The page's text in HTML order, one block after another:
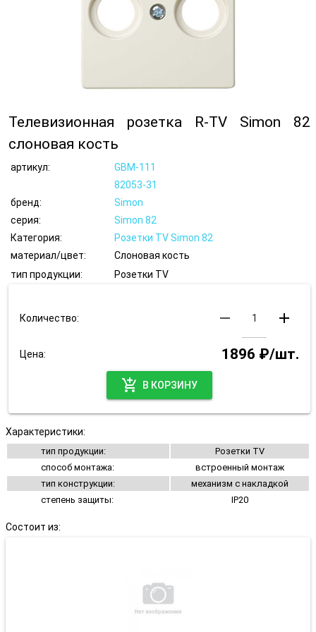
Телевизионная розетка R-TV Simon 82
слоновая кость
артикул:
GBM-111
82053-31
бренд:
Simon
серия:
Simon 82
Категория:
Розетки TV Simon 82
материал/цвет:
Слоновая кость
тип продукции:
Розетки TV
Количество: remove add
Цена:
1896 ₽/шт.
add_shopping_cart
В КОРЗИНУ
Характеристики:
тип продукции:
Розетки TV
способ монтажа:
встроенный монтаж
тип конструкции:
механизм с накладкой
степень защиты:
IP20
Состоит из: